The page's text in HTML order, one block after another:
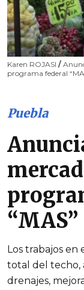
Karen ROJASI /
programa federal
Puebla
“MAS”
Los trabajos en
total del techo,
drenajes,